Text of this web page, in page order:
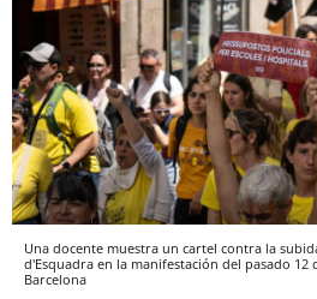
Una docente muestra un cartel contra la
d'Esquadra en la manifestación del pasado 12
Barcelona